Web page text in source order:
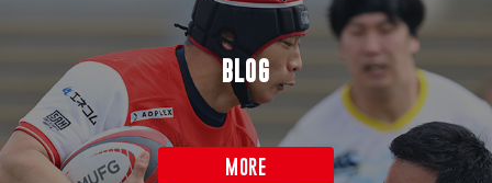
BLOG
MORE